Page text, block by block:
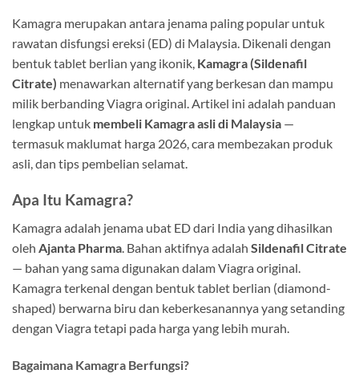
Kamagra merupakan antara jenama paling popular untuk
rawatan disfungsi ereksi (ED) di Malaysia. Dikenali dengan
bentuk tablet berlian yang ikonik, Kamagra (Sildenafil
Citrate) menawarkan alternatif yang berkesan dan mampu
milik berbanding Viagra original. Artikel ini adalah panduan
lengkap untuk membeli Kamagra asli di Malaysia —
termasuk maklumat harga 2026, cara membezakan produk
asli, dan tips pembelian selamat.
Apa Itu Kamagra?
Kamagra adalah jenama ubat ED dari India yang dihasilkan
oleh Ajanta Pharma . Bahan aktifnya adalah Sildenafil Citrate
— bahan yang sama digunakan dalam Viagra original.
Kamagra terkenal dengan bentuk tablet berlian (diamond-
shaped) berwarna biru dan keberkesanannya yang setanding
dengan Viagra tetapi pada harga yang lebih murah.
Bagaimana Kamagra Berfungsi?